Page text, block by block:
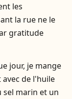
les
la rue ne le
gratitude
jour, je mange
de l'huile
sel marin et un